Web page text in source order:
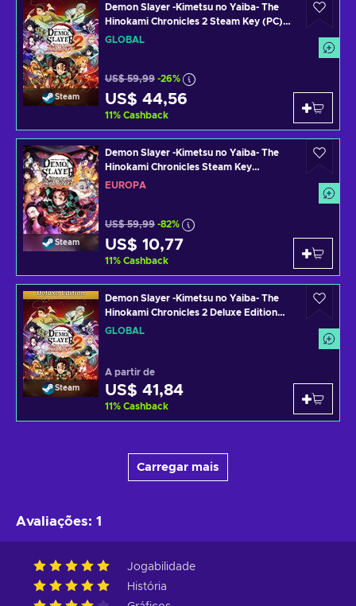
Steam
Demon Slayer -Kimetsu no Yaiba- The
Hinokami Chronicles 2 Steam Key (PC)
GLOBAL
GLOBAL
US$ 59,99 -26%
US$ 44,56
11% Cashback
Steam
Demon Slayer -Kimetsu no Yaiba- The
Hinokami Chronicles Steam Key
EUROPE
EUROPA
US$ 59,99 -82%
US$ 10,77
11% Cashback
Steam
Demon Slayer -Kimetsu no Yaiba- The
Hinokami Chronicles 2 Deluxe Edition
Steam Key (PC) GLOBAL
GLOBAL
A partir de
US$ 41,84
11% Cashback
Carregar mais
Avaliações: 1
Jogabilidade
História